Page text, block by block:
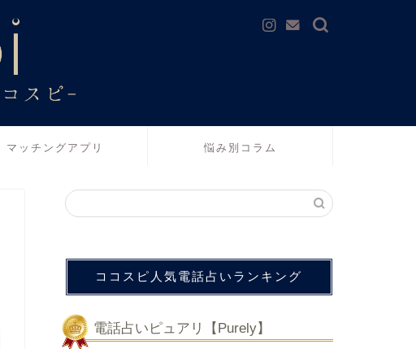
マッチングアプリ 悩み別コラム
ココスピ人気電話占いランキング
電話占いピュアリ【Purely】